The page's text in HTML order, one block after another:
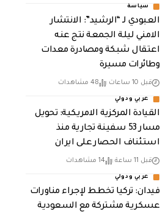
سياسة
العبودي لـ “الرشيد”: الانتشار
الامني ليلة الجمعة نتج عنه
اعتقال شبكة ومصادرة معدات
وطائرات مسيرة
قبل 10 ساعات 48 مشاهدات
عربي ودولي
القيادة المركزية الامريكية: تحويل
مسار 53 سفينة تجارية منذ
استئناف الحصار على ايران
قبل 11 ساعة 14 مشاهدات
عربي ودولي
فيدان: تركيا تخطط لإجراء مناورات
عسكرية مشتركة مع السعودية